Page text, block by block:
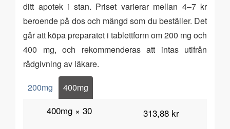
ditt apotek i stan. Priset varierar mellan 4–7 kr
beroende på dos och mängd som du beställer. Det
går att köpa preparatet i tablettform om 200 mg och
400 mg, och rekommenderas att intas utifrån
rådgivning av läkare.
200mg
400mg
400mg × 30
313,88 kr